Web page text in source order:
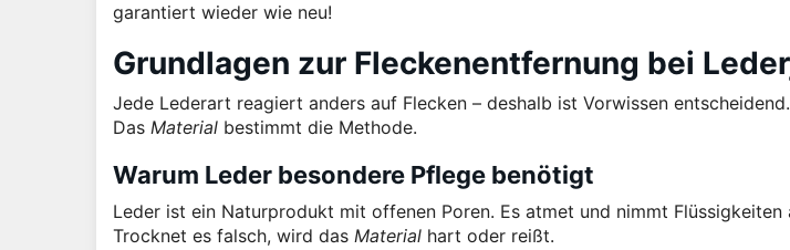
garantiert wieder wie neu!
Grundlagen zur Fleckenentfernung bei
Jede Lederart reagiert anders auf Flecken – deshalb ist Vorwissen
Das Material bestimmt die Methode.
Warum Leder besondere Pflege benötigt
Leder ist ein Naturprodukt mit offenen Poren. Es atmet und nimmt Flüssigkeiten
Trocknet es falsch, wird das Material hart oder reißt.